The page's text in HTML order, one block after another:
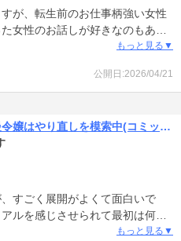
が、転生前のお仕事柄強い女性
女性のお話しが好きなのもあっ
もっと見る▼
公開日:2026/04/21
悪夢から目覚めた傲慢令嬢はやり直しを模索中(コミック)
すごく展開がよくて面白いで
ルを感じさせられて最初は何？
って蝶子の話が連ドラみたいで
もっと見る▼